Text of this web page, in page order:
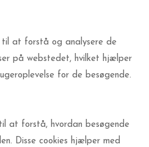
til at forstå og analysere de
på webstedet, hvilket hjælper
for de besøgende.
at forstå, hvordan besøgende
Disse cookies hjælper med